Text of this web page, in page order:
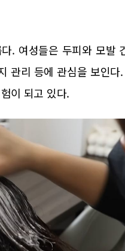
. 여성들은 두피와 모발
관리 등에 관심을 보인다
이 되고 있다.